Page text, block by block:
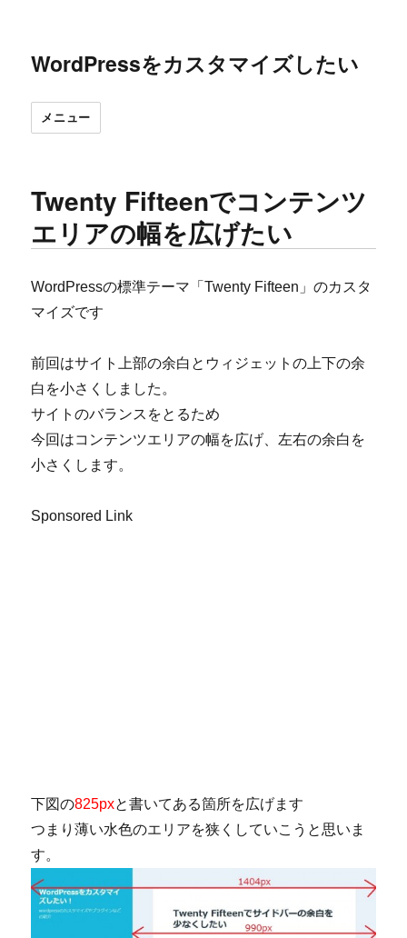
WordPressをカスタマイズしたい
メニュー
Twenty Fifteenでコンテンツ
エリアの幅を広げたい
WordPressの標準テーマ「Twenty Fifteen」のカスタ
マイズです
前回はサイト上部の余白とウィジェットの上下の余
白を小さくしました。
サイトのバランスをとるため
今回はコンテンツエリアの幅を広げ、左右の余白を
小さくします。
Sponsored Link
下図の825pxと書いてある箇所を広げます
つまり薄い水色のエリアを狭くしていこうと思いま
す。